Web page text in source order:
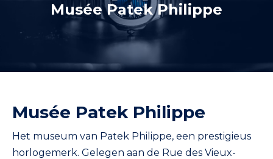
Musée Patek Philippe
Musée Patek Philippe
Het museum van Patek Philippe, een prestigieus
horlogemerk. Gelegen aan de Rue des Vieux-